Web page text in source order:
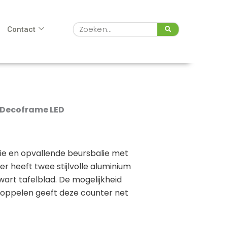
Contact Zoeken
LED
en opvallende beursbalie met
heeft twee stijlvolle aluminium
tafelblad. De mogelijkheid
geeft deze counter net